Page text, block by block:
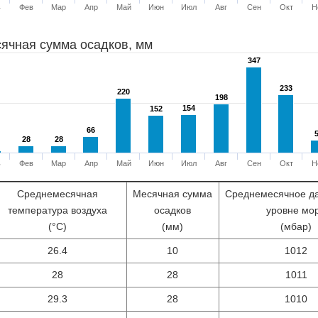
Фев Мар Апр Май Июн Июл Авг Сен Окт
сумма осадков, мм
28
28 28
28
66
66
220
220
152
152 154
154
198
198
347
347
233
233
Фев Мар Апр Май Июн Июл Авг Сен Окт
Среднемесячная
температура воздуха
(°С)
Месячная сумма
осадков
(мм)
Среднемесячное
уровне
(мбар)
26.4 10 1012
28 28 1011
29.3 28 1010